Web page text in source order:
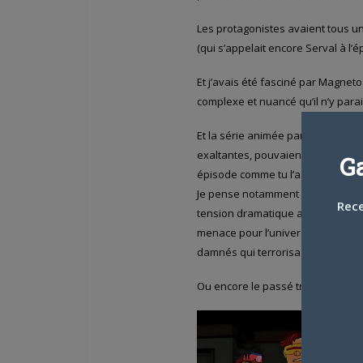
Les protagonistes avaient tous
(qui s’appelait encore Serval à
Et j’avais été fasciné par
complexe et nuancé qu’il n’y
Et la série animée pareil que toi !
exaltantes, pouvaient être
épisode comme tu l’as fort
Je pense notamment à la saga
tension dramatique avec Jean
menace pour l’univers tout
damnés qui terrorisa ses
Ou encore le passé tragique et